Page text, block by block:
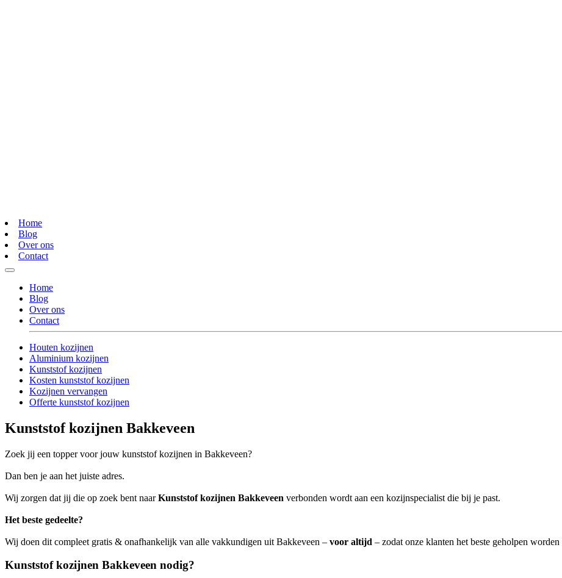
Home
Blog
Over ons
Contact
Home
Blog
Over ons
Contact
Houten kozijnen
Aluminium kozijnen
Kunststof kozijnen
Kosten kunststof kozijnen
Kozijnen vervangen
Offerte kunststof kozijnen
Kunststof kozijnen Bakkeveen
Zoek jij een topper voor jouw kunststof kozijnen in Bakkeveen?
Dan ben je aan het juiste adres.
Wij zorgen dat jij die op zoek bent naarKunststof kozijnen Bakkeveen verbonden wordt aan een kozijnspecialist die bij je past.
Het beste gedeelte?
Wij doen dit compleet gratis & onafhankelijk van alle vakkundigen uit Bakkeveen – voor altijd – zodat onze klanten het beste geholpen
Kunststof kozijnen Bakkeveen nodig?